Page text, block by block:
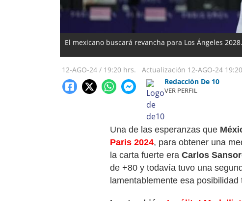
El mexicano buscará revancha para Los Ángeles
12-AGO-24 / 19:20 hrs. Actualización 12-AGO-24
Redacción De 10
VER PERFIL
Una de las esperanzas que
Paris 2024, para obtener una
la carta fuerte era Carlos
de +80 y todavía tuvo una
lamentablemente esa